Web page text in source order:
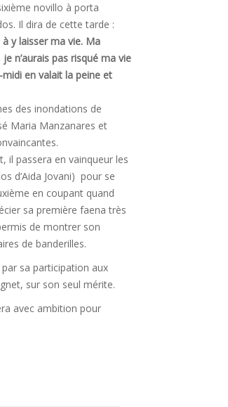
novillo à porta
Il dira de cette tarde :
à y laisser ma vie. Ma
n’aurais pas risqué ma vie
midi en valait la peine et
des inondations de
Maria Manzanares et
il passera en vainqueur les
d’Aida Jovani) pour se
en coupant quand
sa première faena très
de montrer son
de banderilles.
sa participation aux
sur son seul mérite.
avec ambition pour